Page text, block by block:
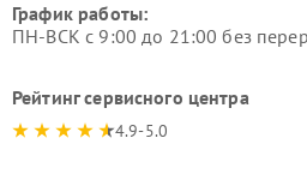
График работы:
ПН-ВСК с 9:00 до 21:00 без
Рейтинг сервисного центра
4.9-5.0